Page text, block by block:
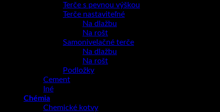
Terče s pevnou výškou
Terče nastaviteľné
Na dlažbu
Na rošt
Samonivelačné terče
Na dlažbu
Na rošt
Podložky
Cement
Iné
Chémia
Chemické kotvy